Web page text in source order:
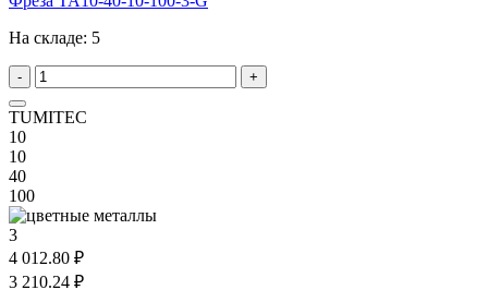
На складе: 5
- +
TUMITEC
10
10
40
100
3
4 012.80 ₽
3 210.24 ₽